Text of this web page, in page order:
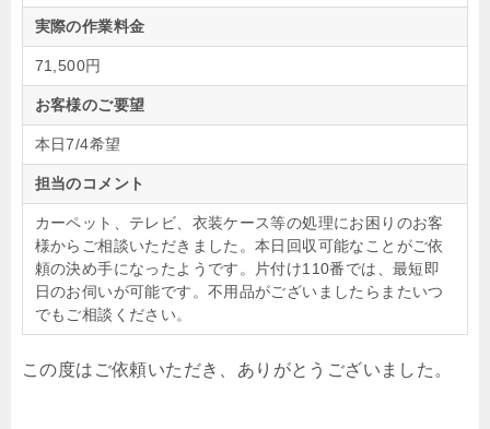
実際の作業料金
71,500円
お客様のご要望
本日7/4希望
担当のコメント
カーペット、テレビ、衣装ケース等の処理にお困りのお客
様からご相談いただきました。本日回収可能なことがご依
頼の決め手になったようです。片付け110番では、最短即
日のお伺いが可能です。不用品がございましたらまたいつ
でもご相談ください。
この度はご依頼いただき、ありがとうございました。